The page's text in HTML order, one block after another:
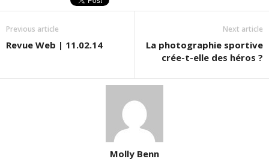
Previous article
Revue Web | 11.02.14
Next article
La photographie sportive
crée-t-elle des héros ?
Molly Benn